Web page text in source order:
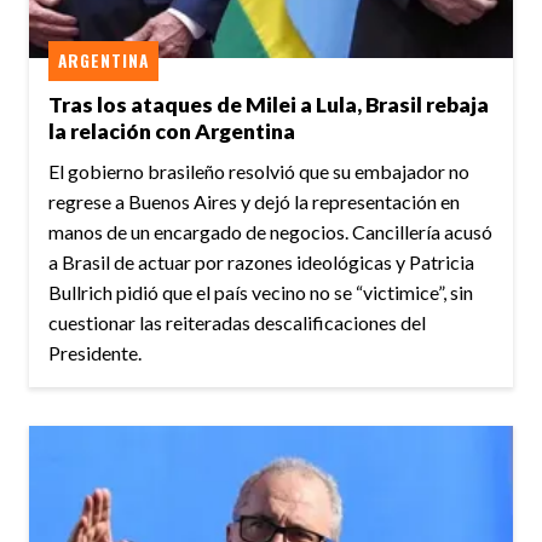
Tras los ataques de Milei a Lula, Brasil rebaja
la relación con Argentina
ARGENTINA
El gobierno brasileño resolvió que su embajador no
regrese a Buenos Aires y dejó la representación en
manos de un encargado de negocios. Cancillería acusó
a Brasil de actuar por razones ideológicas y Patricia
Bullrich pidió que el país vecino no se “victimice”, sin
cuestionar las reiteradas descalificaciones del
Presidente.